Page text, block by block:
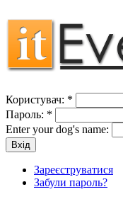
Користувач: *
Пароль: *
Enter your dog's name:
Зареєструватися
Забули пароль?